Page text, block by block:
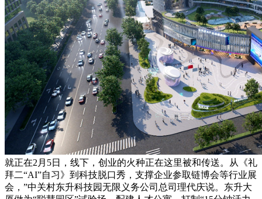
就正在2月5日，线下，创业的火种正在这里被和传送。从《礼
拜二“AI”自习》到科技脱口秀，支撑企业参取链博会等行业展
会，”中关村东升科技园无限义务公司总司理代庆说。东升大